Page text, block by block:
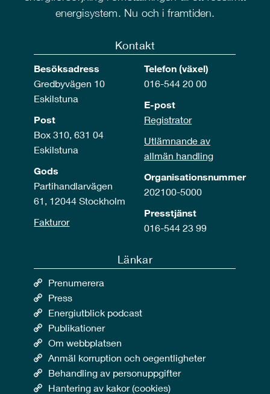
energisystem. Nu och i framtiden.
Kontakt
Besöksadress
Gredbyvägen 10
Eskilstuna
Post
Box 310, 631 04
Eskilstuna
Gods
Partihandlarvägen
61, 12044 Stockholm
Fakturor
Telefon (växel)
016-544 20 00
E-post
Registrator
Utlämnande av
allmän handling
Organisationsnummer
202100-5000
Presstjänst
016-544 23 99
Länkar
Prenumerera
Press
Energiutblick podcast
Publikationer
Om webbplatsen
Anmäl korruption och oegentligheter
Behandling av personuppgifter
Hantering av kakor (cookies)